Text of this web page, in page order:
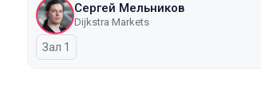
Сергей Мельников
Dijkstra Markets
Зал 1